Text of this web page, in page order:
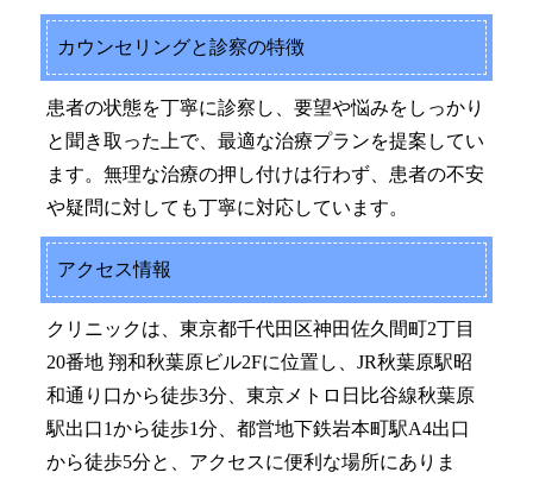
カウンセリングと診察の特徴
患者の状態を丁寧に診察し、要望や悩みをしっかり
と聞き取った上で、最適な治療プランを提案してい
ます。無理な治療の押し付けは行わず、患者の不安
や疑問に対しても丁寧に対応しています。
アクセス情報
クリニックは、東京都千代田区神田佐久間町2丁目
20番地 翔和秋葉原ビル2Fに位置し、JR秋葉原駅昭
和通り口から徒歩3分、東京メトロ日比谷線秋葉原
駅出口1から徒歩1分、都営地下鉄岩本町駅A4出口
から徒歩5分と、アクセスに便利な場所にありま